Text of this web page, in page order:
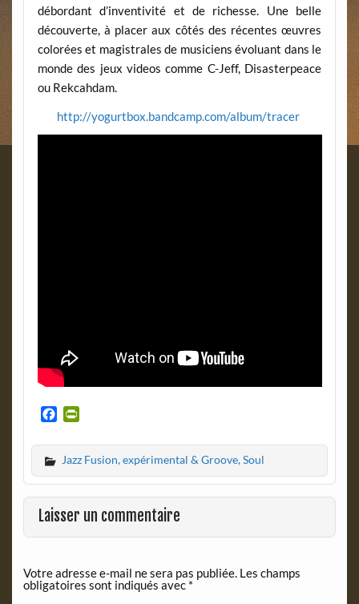
débordant d’inventivité et de richesse. Une belle
découverte, à placer aux côtés des récentes œuvres
colorées et magistrales de musiciens évoluant dans le
monde des jeux videos comme C-Jeff, Disasterpeace
ou Rekcahdam.
http://yogurtbox.bandcamp.com/album/tracer
c
e
b
o
o
k
i
n
t
F
r
e
d
l
Jazz Fusion, expérimental & Groove, Soul
Laisser un commentaire
Votre adresse e-mail ne sera pas publiée. Les champs
obligatoires sont indiqués avec *